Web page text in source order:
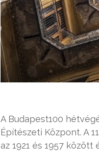
A Budapest100
Építészeti Központ. A
az 1921 és 1957